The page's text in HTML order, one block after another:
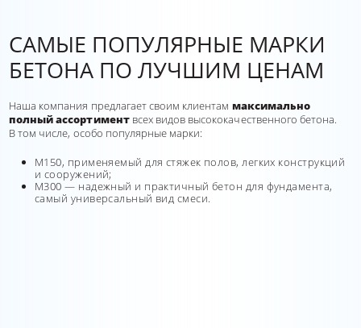
САМЫЕ ПОПУЛЯРНЫЕ МАРКИ
БЕТОНА ПО ЛУЧШИМ ЦЕНАМ
Наша компания предлагает своим клиентам максимально
полный ассортиментвсех видов высококачественного бетона.
В том числе, особо популярные марки:
М150, применяемый для стяжек полов, легких конструкций
и сооружений;
М300 — надежный и практичный бетон для фундамента,
самый универсальный вид смеси.